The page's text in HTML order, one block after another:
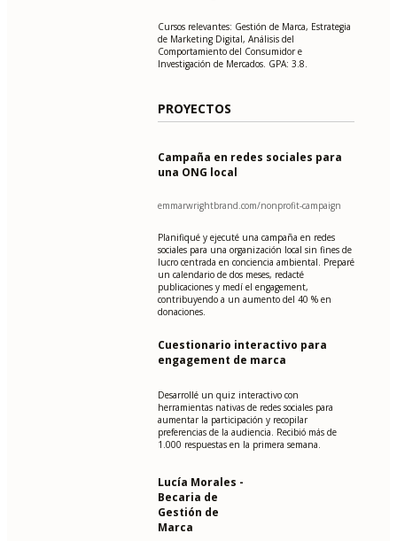
Cursos relevantes: Gestión de Marca, Estrategia
de Marketing Digital, Análisis del
Comportamiento del Consumidor e
Investigación de Mercados. GPA: 3.8.
PROYECTOS
Campaña en redes sociales para
una ONG local
emmarwrightbrand.com/nonprofit-campaign
Planifiqué y ejecuté una campaña en redes
sociales para una organización local sin fines de
lucro centrada en conciencia ambiental. Preparé
un calendario de dos meses, redacté
publicaciones y medí el engagement,
contribuyendo a un aumento del 40 % en
donaciones.
Cuestionario interactivo para
engagement de marca
Desarrollé un quiz interactivo con
herramientas nativas de redes sociales para
aumentar la participación y recopilar
preferencias de la audiencia. Recibió más de
1.000 respuestas en la primera semana.
Lucía Morales -
Becaria de
Gestión de
Marca